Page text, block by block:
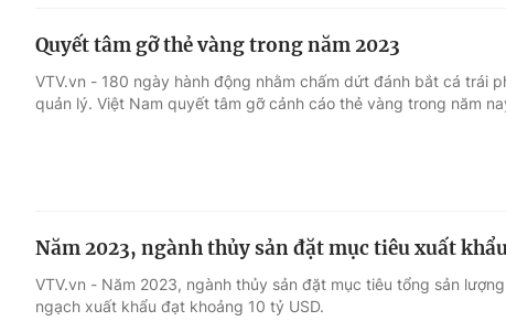
Điện ảnh
Âm nhạc
Sao
Du lịch
Làm đẹp
Chất lượng cuộc sống
Quyết tâm gỡ thẻ vàng trong năm 2023
VTV.vn - 180 ngày hành động nhằm chấm dứt đánh bắt cá trái
quản lý. Việt Nam quyết tâm gỡ cảnh cáo thẻ vàng trong năm
Năm 2023, ngành thủy sản đặt mục tiêu xuất
VTV.vn - Năm 2023, ngành thủy sản đặt mục tiêu tổng sản
ngạch xuất khẩu đạt khoảng 10 tỷ USD.